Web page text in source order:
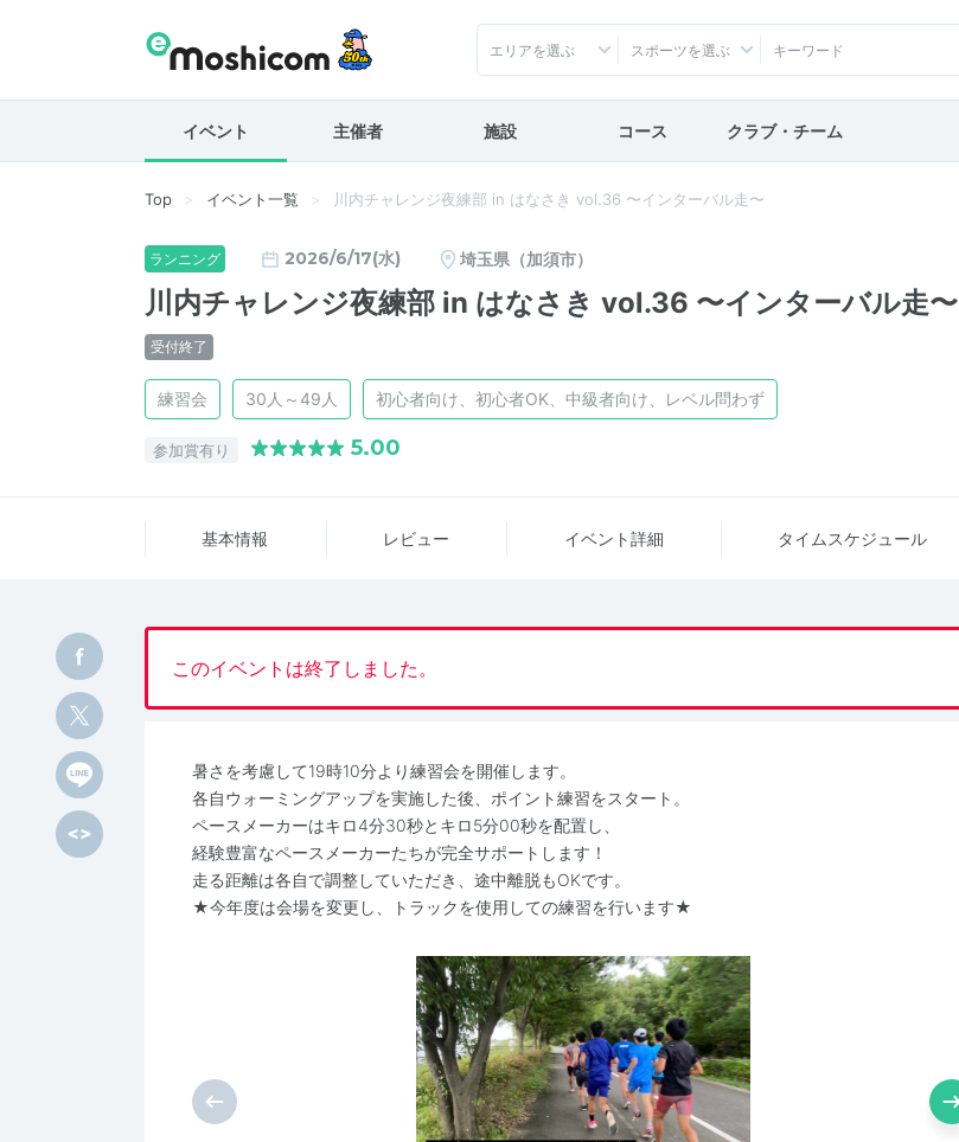
エリアを選ぶ スポーツを選ぶ
イベント 主催者 施設 コース クラブ・チーム
Top イベント一覧 川内チャレンジ夜練部 in はなさき vol.36 〜インターバル走〜
ランニング 2026/6/17(水) 埼玉県（加須市）
川内チャレンジ夜練部 in はなさき vol.36 〜インターバル走〜
受付終了
練習会 30人～49人 初心者向け、初心者OK、中級者向け、レベル問わず
参加賞有り 5.00
基本情報 レビュー イベント詳細 タイム スケジュール
このイベントは終了しました。
暑さを考慮して19時10分より練習会を開催します。
各自ウォーミングアップを実施した後、ポイント練習をスタート。
ペースメーカーはキロ4分30秒とキロ5分00秒を配置し、
経験豊富なペースメーカーたちが完全サポートします！
走る距離は各自で調整していただき、途中離脱もOKです。
★今年度は会場を変更し、トラックを使用しての練習を行います★